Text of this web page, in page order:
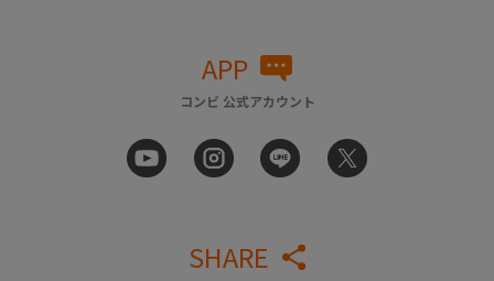
APP
コンビ 公式アカウント
SHARE